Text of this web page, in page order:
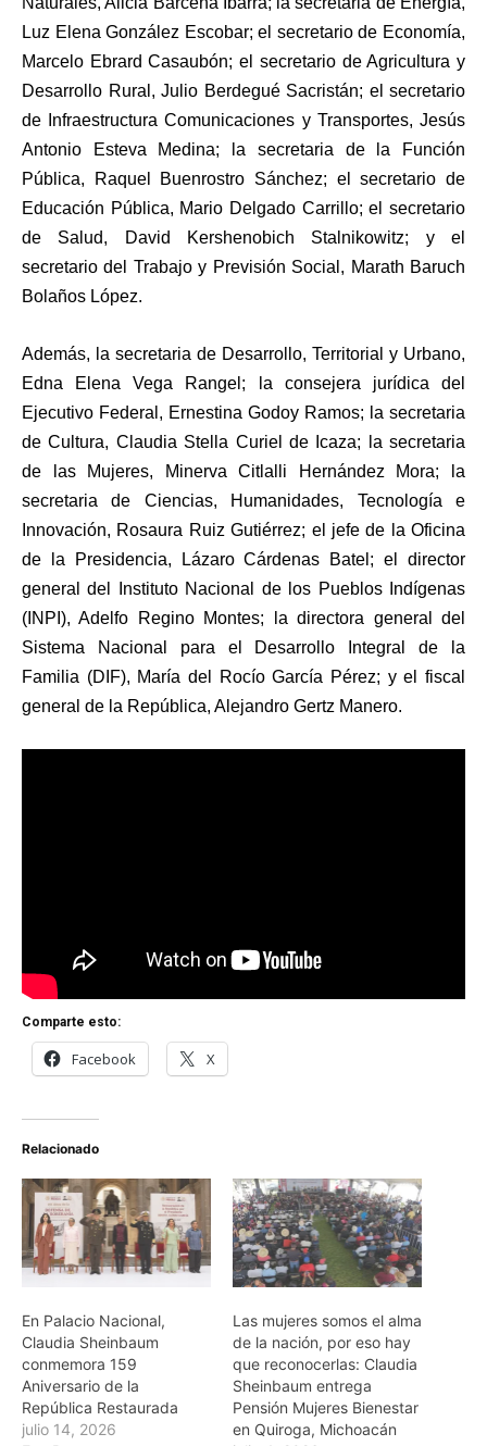
Luz Elena González Escobar; el secretario de Economía,
Marcelo Ebrard Casaubón; el secretario de Agricultura y
Desarrollo Rural, Julio Berdegué Sacristán; el secretario
de Infraestructura Comunicaciones y Transportes, Jesús
Antonio Esteva Medina; la secretaria de la Función
Pública, Raquel Buenrostro Sánchez; el secretario de
Educación Pública, Mario Delgado Carrillo; el secretario
de Salud, David Kershenobich Stalnikowitz; y el
secretario del Trabajo y Previsión Social, Marath Baruch
Bolaños López.
Además, la secretaria de Desarrollo, Territorial y Urbano,
Edna Elena Vega Rangel; la consejera jurídica del
Ejecutivo Federal, Ernestina Godoy Ramos; la secretaria
de Cultura, Claudia Stella Curiel de Icaza; la secretaria
de las Mujeres, Minerva Citlalli Hernández Mora; la
secretaria de Ciencias, Humanidades, Tecnología e
Innovación, Rosaura Ruiz Gutiérrez; el jefe de la Oficina
de la Presidencia, Lázaro Cárdenas Batel; el director
general del Instituto Nacional de los Pueblos Indígenas
(INPI), Adelfo Regino Montes; la directora general del
Sistema Nacional para el Desarrollo Integral de la
Familia (DIF), María del Rocío García Pérez; y el fiscal
general de la República, Alejandro Gertz Manero.
Comparte esto:
Facebook X
Relacionado
En Palacio Nacional,
Claudia Sheinbaum
conmemora 159
Aniversario de la
República Restaurada
julio 14, 2026
Las mujeres somos el alma
de la nación, por eso hay
que reconocerlas: Claudia
Sheinbaum entrega
Pensión Mujeres Bienestar
en Quiroga, Michoacán